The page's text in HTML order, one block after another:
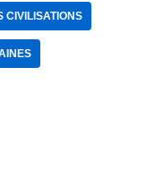
CIVILISATIONS